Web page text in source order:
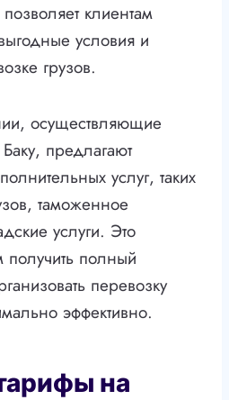
клиентам
условия и
грузов.
осуществляющие
предлагают
услуг, таких
таможенное
услуги. Это
получить полный
перевозку
эффективно.
на